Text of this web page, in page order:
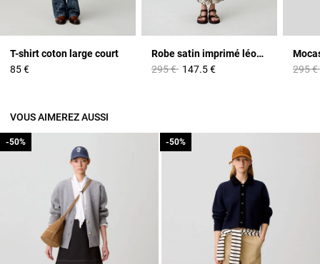
T-shirt coton large court
85 €
Robe satin imprimé léopard
Prix réduit à partir de
295 €à147.5 €
Prix
295 €
VOUS AIMEREZ AUSSI
-50%
-50% -50%
-50%